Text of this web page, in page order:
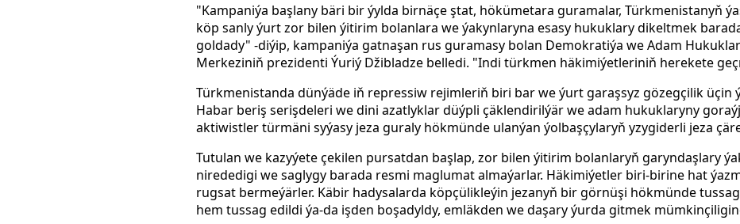
"Kampaniýa başlany bäri bir ýylda birnäçe ştat, hökümetara guramalar, Türkmenistanyň
köp sanly ýurt zor bilen ýitirim bolanlara we ýakynlaryna esasy hukuklary dikeltmek
goldady" -diýip, kampaniýa gatnaşan rus guramasy bolan Demokratiýa we Adam
Merkeziniň prezidenti Ýuriý Džibladze belledi. "Indi türkmen häkimiýetleriniň herekete
Türkmenistanda dünýäde iň repressiw rejimleriň biri bar we ýurt garaşsyz gözegçilik üçin
Habar beriş serişdeleri we dini azatlyklar düýpli çäklendirilýär we adam hukuklaryny
aktiwistler türmäni syýasy jeza guraly hökmünde ulanýan ýolbaşçylaryň yzygiderli jeza
Tutulan we kazyýete çekilen pursatdan başlap, zor bilen ýitirim bolanlaryň garyndaşlary
nirededigi we saglygy barada resmi maglumat almaýarlar. Häkimiýetler biri-birine hat
rugsat bermeýärler. Käbir hadysalarda köpçülikleýin jezanyň bir görnüşi hökmünde
hem tussag edildi ýa-da işden boşadyldy, emläkden we daşary ýurda gitmek